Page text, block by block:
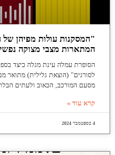
"המסקנות עולות מפיהן של
המתארות מצבי מצוקה
הסופרת עמלה עינת מגלה כיצד
לסורגים" (הוצאת גלילית) מתואר
מסעם המורכב, הכאוב ולעתים
קרא עוד »
4 בספטמבר 2024